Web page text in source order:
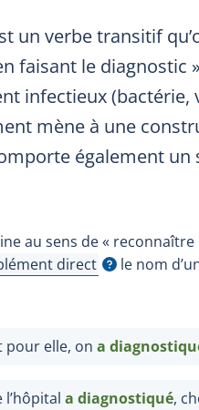
un verbe transitif
faisant le diagnostic
infectieux
mène à une
également un
au sens de «
direct
l'infobulle
le nom
pour elle, on a
a diagnostiqué,